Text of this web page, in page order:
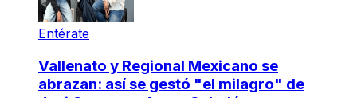
Entérate
Vallenato y Regional Mexicano se
abrazan: así se gestó "el milagro" de